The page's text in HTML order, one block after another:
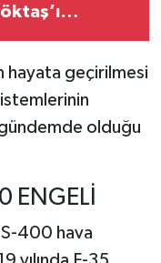
hayata geçirilmesi
gündemde olduğu
ENGELİ
S-400 hava